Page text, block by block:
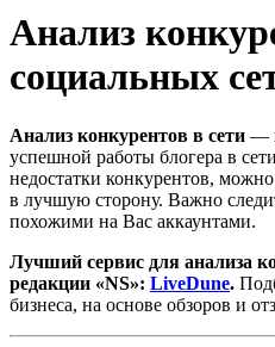
Анализ
социальных
Анализ конкурентов в сети —
успешной работы блогера в
недостатки конкурентов,
в лучшую сторону. Важно
похожими на Вас аккаунтами.
Лучший сервис для анализа
редакции «NS»: LiveDune.
бизнеса, на основе обзоров и